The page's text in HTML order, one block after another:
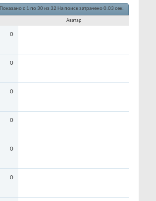
Показано с 1 по 30 из 32 На поиск затрачено0.03 сек.
Аватар
0
0
0
0
0
0